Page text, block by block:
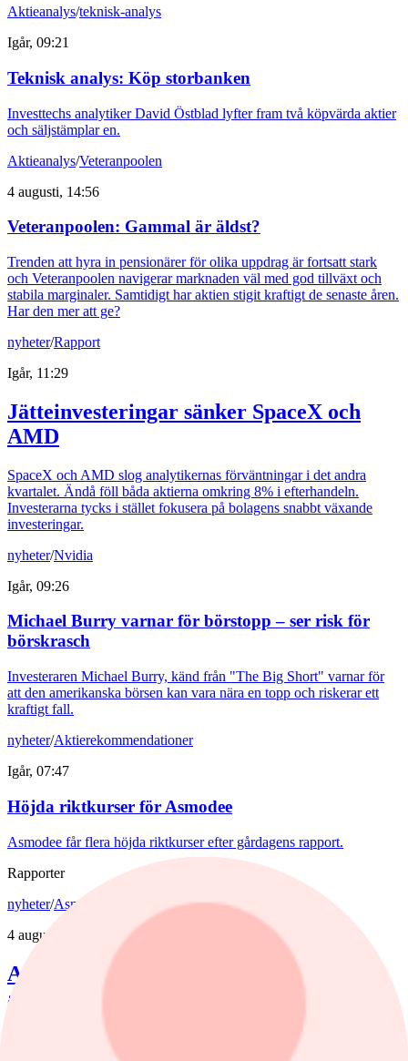
Aktieanalys/teknisk-analys
Igår, 09:21
Teknisk analys: Köp storbanken
Investtechs analytiker David Östblad lyfter fram två köpvärda aktier
och säljstämplar en.
Aktieanalys/Veteranpoolen
4 augusti, 14:56
Veteranpoolen: Gammal är äldst?
Trenden att hyra in pensionärer för olika uppdrag är fortsatt stark
och Veteranpoolen navigerar marknaden väl med god tillväxt och
stabila marginaler. Samtidigt har aktien stigit kraftigt de senaste åren.
Har den mer att ge?
nyheter/Rapport
Igår, 11:29
Jätteinvesteringar sänker SpaceX och
AMD
SpaceX och AMD slog analytikernas förväntningar i det andra
kvartalet. Ändå föll båda aktierna omkring 8% i efterhandeln.
Investerarna tycks i stället fokusera på bolagens snabbt växande
investeringar.
nyheter/Nvidia
Igår, 09:26
Michael Burry varnar för börstopp – ser risk för
börskrasch
Investeraren Michael Burry, känd från "The Big Short" varnar för
att den amerikanska börsen kan vara nära en topp och riskerar ett
kraftigt fall.
nyheter/Aktierekommendationer
Igår, 07:47
Höjda riktkurser för Asmodee
Asmodee får flera höjda riktkurser efter gårdagens rapport.
Rapporter
nyheter/Asmodee
4 augusti, 14:31
Asmodees VD: ”Det här kvartalet tickar
alla boxar”
Asmodee slår analytikernas förväntningar och aktien lyfter 8% på
rapporten. Brädspel och samlarkort växer tvåsiffrigt, medan